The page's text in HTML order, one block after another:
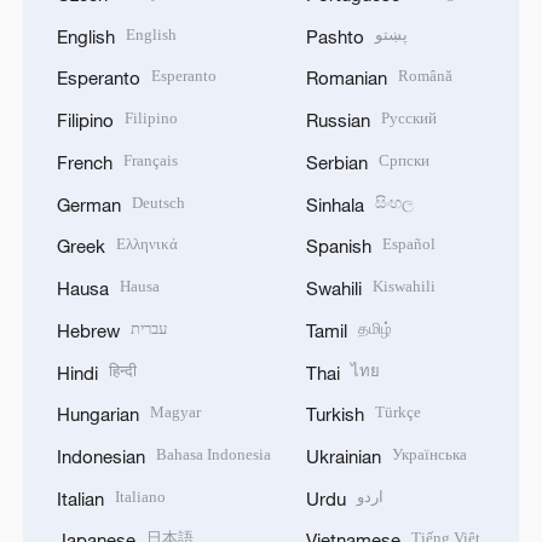
English English
Esperanto Esperanto
Filipino Filipino
French Français
German Deutsch
Greek Ελληνικά
Hausa Hausa
Hebrew עברית
Hindi हिन्दी
Hungarian Magyar
Indonesian Bahasa Indonesia
Italian Italiano
Pashto پښتو
Romanian Română
Russian Русский
Serbian Српски
Sinhala සිංහල
Spanish Español
Swahili Kiswahili
Tamil தமிழ்
Thai ไทย
Turkish Türkçe
Ukrainian Українська
Urdu اردو